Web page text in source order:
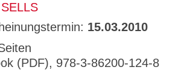
15.03.2010
(PDF), 978-3-86200-124-8